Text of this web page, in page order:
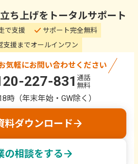
ち上げをトータルサポート
で支援 check サポート完全無料
支援までオールインワン
気軽にお問い合わせください
227-831 通話
無料
時（年末年始・GW除く）
料ダウンロードarrow_forward
の相談をするarrow_forward